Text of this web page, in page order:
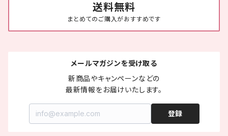
送料無料
まとめてのご購入がおすすめです
メールマガジンを受け取る
新商品やキャンペーンなどの
最新情報をお届けいたします。
登録